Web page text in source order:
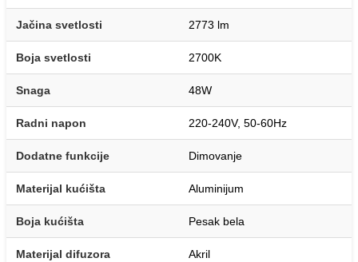
Jačina svetlosti 2773 lm
Boja svetlosti 2700K
Snaga 48W
Radni napon 220-240V, 50-60Hz
Dodatne funkcije Dimovanje
Materijal kućišta Aluminijum
Boja kućišta Pesak bela
Materijal difuzora Akril